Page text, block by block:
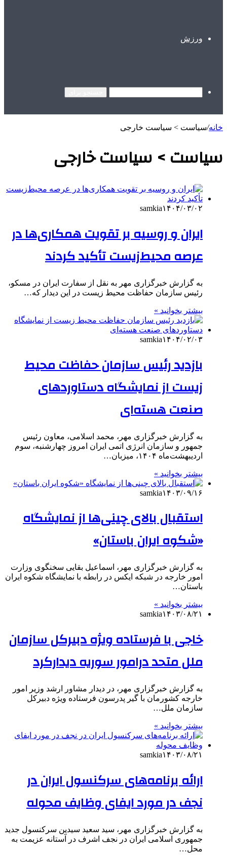
ورزش
خانه/سیاست > سیاست خارجی
سیاست > سیاست خارجی
samkia۱۴۰۴/۰۳/۰۲
ایران و روسیه بر تقویت همکاری‌ها در
عرصه محیط‌زیست تأکید کردند
به گزارش خبرگزاری مهر به نقل از سفارت ایران در مسکو،
رئیس سازمان حفاظت محیط زیست در این دیدار که…
بیشتر بخوانید »
samkia۱۴۰۴/۰۲/۰۳
بازدید رئیس سازمان حفاظت محیط
زیست از نمایشگاه دستاوردهای
صنعت هسته‌ای
به گزارش خبرگزاری مهر، محمد اسلامی، معاون رئیس
جمهور و سازمان انرژی اتمی ایران امروز چهارشنبه، سوم
اردیبهشت‌ماه ۱۴۰۴، میزبان…
بیشتر بخوانید »
samkia۱۴۰۳/۰۹/۱۶
استقبال بالای چینی‌ها از نمایشگاه
«شکوه ایران باستان»
به گزارش خبرگزاری مهر، اسماعیل بقایی سخنگوی وزارت
امور خارجه در شبکه ایکس در رابطه با نمایشگاه شکوه ایران
باستان…
بیشتر بخوانید »
samkia۱۴۰۳/۰۸/۲۱
خاجی با فرستاده ویژه دبیرکل سازمان
ملل متحد درامور سوریه دیدارکرد
به گزارش خبرگزاری مهر، در دیدار مشاور ارشد وزیر امور
خارجه کشورمان با گیر پدرسون فرستاده ویژه دبیرکل
سازمان ملل…
بیشتر بخوانید »
samkia۱۴۰۳/۰۸/۲۱
ارائه برنامه‌های سرکنسول ایران در
نجف در مورد ایفای وظایف محوله
به گزارش خبرگزاری مهر، سید سعید سیدین سرکنسول جدید
جمهوری اسلامی ایران در نجف اشرف در آستانه عزیمت به
محل…